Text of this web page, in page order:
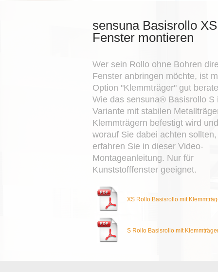
sensuna Basisrollo
Fenster montieren
Wer sein Rollo ohne Bohren
Fenster anbringen möchte, ist
Option "Klemmträger" gut
Wie das sensuna® Basisrollo S
Variante mit stabilen
Klemmträgern befestigt wird und
worauf Sie dabei achten sollten,
erfahren Sie in dieser Video-
Montageanleitung. Nur für
Kunststofffenster geeignet.
XS Rollo Basisrollo mit
S Rollo Basisrollo mit